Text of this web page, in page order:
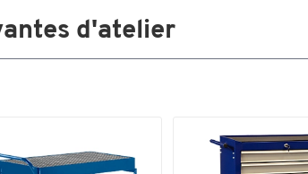
d'atelier